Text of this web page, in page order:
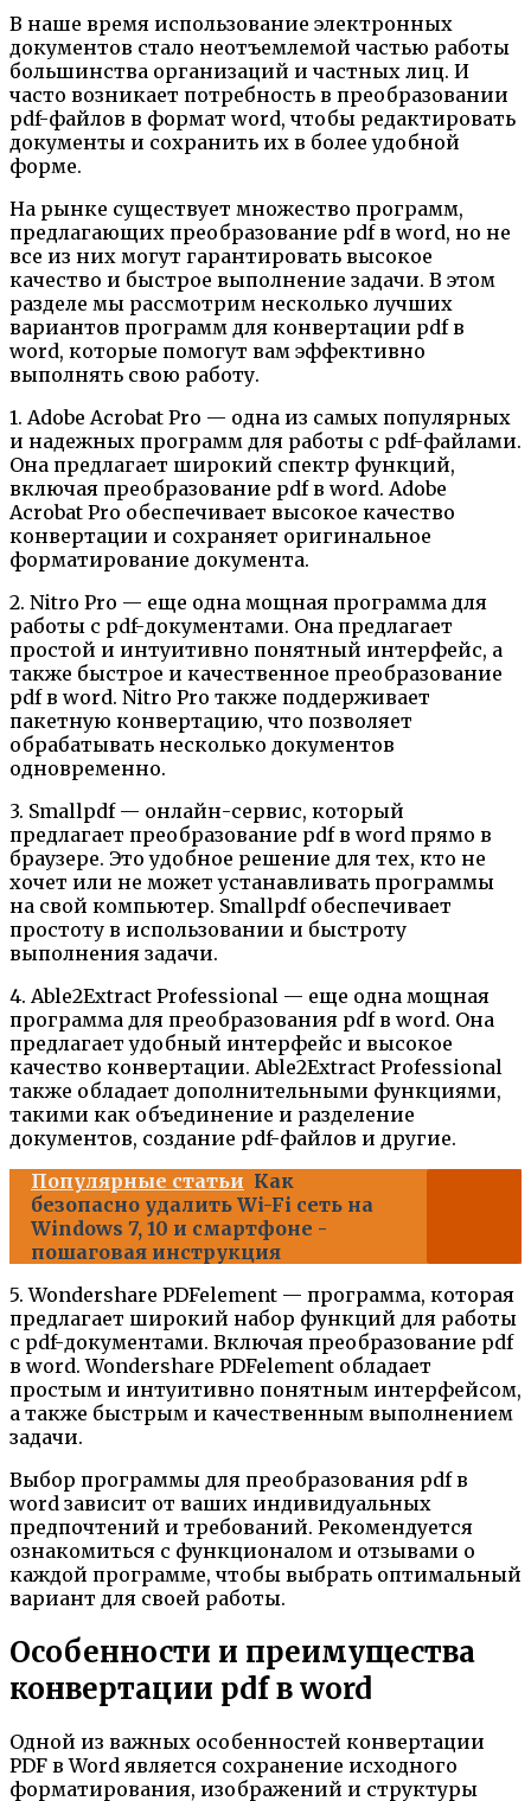
В наше время использование электронных
документов стало неотъемлемой частью работы
большинства организаций и частных лиц. И
часто возникает потребность в преобразовании
pdf-файлов в формат word, чтобы редактировать
документы и сохранить их в более удобной
форме.
На рынке существует множество программ,
предлагающих преобразование pdf в word, но не
все из них могут гарантировать высокое
качество и быстрое выполнение задачи. В этом
разделе мы рассмотрим несколько лучших
вариантов программ для конвертации pdf в
word, которые помогут вам эффективно
выполнять свою работу.
1. Adobe Acrobat Pro — одна из самых популярных
и надежных программ для работы с pdf-файлами.
Она предлагает широкий спектр функций,
включая преобразование pdf в word. Adobe
Acrobat Pro обеспечивает высокое качество
конвертации и сохраняет оригинальное
форматирование документа.
2. Nitro Pro — еще одна мощная программа для
работы с pdf-документами. Она предлагает
простой и интуитивно понятный интерфейс, а
также быстрое и качественное преобразование
pdf в word. Nitro Pro также поддерживает
пакетную конвертацию, что позволяет
обрабатывать несколько документов
одновременно.
3. Smallpdf — онлайн-сервис, который
предлагает преобразование pdf в word прямо в
браузере. Это удобное решение для тех, кто не
хочет или не может устанавливать программы
на свой компьютер. Smallpdf обеспечивает
простоту в использовании и быстроту
выполнения задачи.
4. Able2Extract Professional — еще одна мощная
программа для преобразования pdf в word. Она
предлагает удобный интерфейс и высокое
качество конвертации. Able2Extract Professional
также обладает дополнительными функциями,
такими как объединение и разделение
документов, создание pdf-файлов и другие.
Популярные статьи Как
безопасно удалить Wi-Fi сеть на
Windows 7, 10 и смартфоне -
пошаговая инструкция
5. Wondershare PDFelement — программа, которая
предлагает широкий набор функций для работы
с pdf-документами. Включая преобразование pdf
в word. Wondershare PDFelement обладает
простым и интуитивно понятным интерфейсом,
а также быстрым и качественным выполнением
задачи.
Выбор программы для преобразования pdf в
word зависит от ваших индивидуальных
предпочтений и требований. Рекомендуется
ознакомиться с функционалом и отзывами о
каждой программе, чтобы выбрать оптимальный
вариант для своей работы.
Особенности и преимущества
конвертации pdf в word
Одной из важных особенностей конвертации
PDF в Word является сохранение исходного
форматирования, изображений и структуры